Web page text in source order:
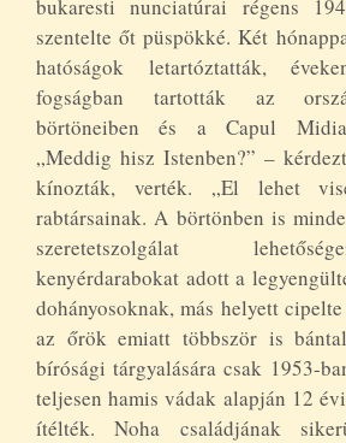
bukaresti nunciatúrai régens
szentelte őt püspökké. Két
hatóságok letartóztatták,
fogságban tartották az
börtöneiben és a Capul
„Meddig hisz Istenben?” –
kínozták, verték. „El lehet
rabtársainak. A börtönben is
szeretetszolgálat
kenyérdarabokat adott a
dohányosoknak, más helyett
az őrök emiatt többször is
bírósági tárgyalására csak 1953-
teljesen hamis vádak alapján 12
ítélték. Noha családjának